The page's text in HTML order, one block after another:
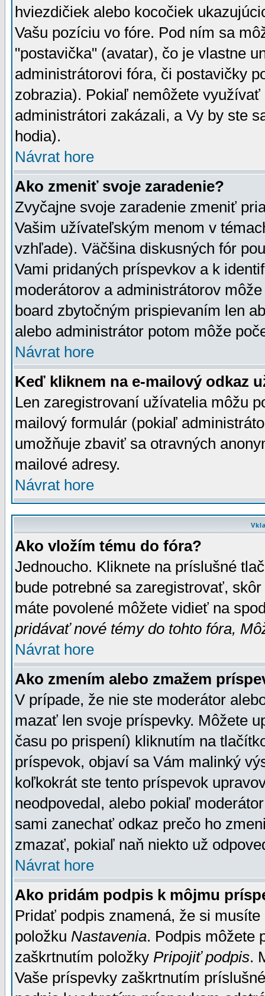
hviezdičiek alebo kocočiek
Vašu pozíciu vo fóre. Pod ním sa
"postavička" (avatar), čo je vlastne
administrátorovi fóra, či postavičky
zobrazia). Pokiaľ nemôžete
administrátori zakázali, a Vy by ste
hodia).
Návrat hore
Ako zmeniť svoje zaradenie?
Zvyčajne svoje zaradenie zmeniť
Vašim užívateľským menom v
vzhľade). Väčšina diskusných fór
Vami pridaných príspevkov a k
moderátorov a administrátorov
board zbytočným prispievaním len
alebo administrátor potom môže
Návrat hore
Keď kliknem na e-mailový odkaz
Len zaregistrovaní užívatelia môžu
mailový formulár (pokiaľ
umožňuje zbaviť sa otravných
mailové adresy.
Návrat hore
Ako vložím tému do fóra?
Jednoucho. Kliknete na príslušné
bude potrebné sa zaregistrovať,
máte povolené môžete vidieť na
pridávať nové témy do tohto fóra,
Návrat hore
Ako zmením alebo zmažem
V prípade, že nie ste moderátor
mazať len svoje príspevky. Môžete
času po prispení) kliknutím na
príspevok, objaví sa Vám malinký
koľkokrát ste tento príspevok
neodpovedal, alebo pokiaľ
sami zanechať odkaz prečo ho
zmazať, pokiaľ naň niekto už
Návrat hore
Ako pridám podpis k môjmu
Pridať podpis znamená, že si
položku Nastavenia. Podpis môžete
zaškrtnutím položky Pripojiť podpis.
Vaše príspevky zaškrtnutím